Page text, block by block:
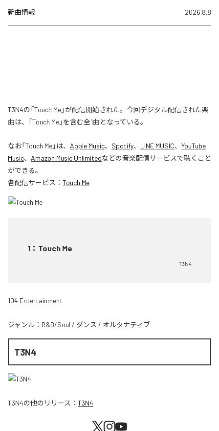
新曲情報 2026.8.8
T3N4の「Touch Me」が配信開始された。今回デジタル配信された楽
曲は、「Touch Me」を含む全1曲となっている。
なお「Touch Me」は、 Apple Music、 Spotify、 LINE MUSIC、 YouTube
Music、 Amazon Music Unlimitedなどの音楽配信サービスで聴くこと
ができる。
各配信サービス： Touch Me
1 ： Touch Me
T3N4
104 Entertainment
ジャンル： R&B/Soul / ダンス / オルタナティブ
T3N4
T3N4の他のリリース： T3N4